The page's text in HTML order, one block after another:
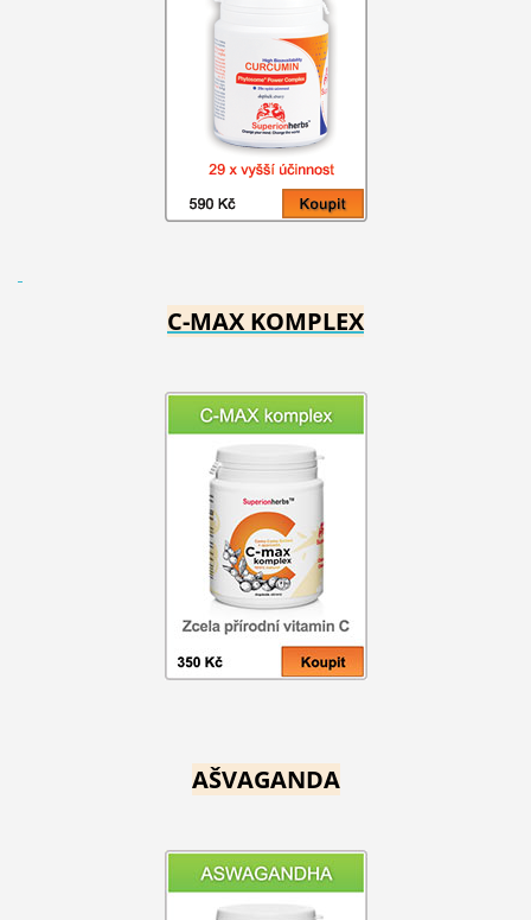
C-MAX KOMPLEX
AŠVAGANDA